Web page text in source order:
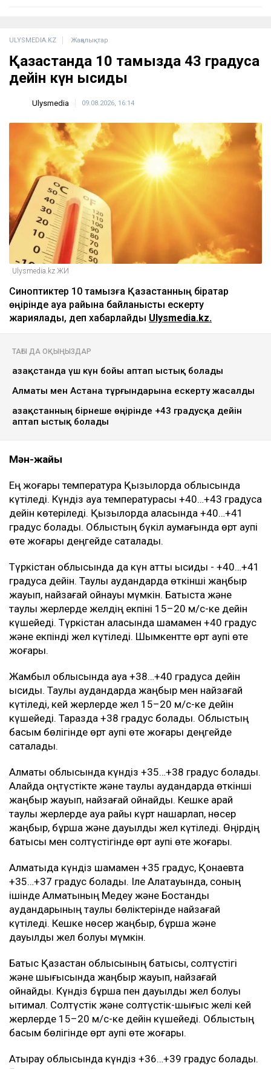
ULYSMEDIA.KZ Жаңалықтар
Қазақстанда 10 тамызда 43 градусқа
дейін күн ысиды
Ulysmedia 09.08.2026, 16:14
Ulysmedia.kz ЖИ
Синоптиктер 10 тамызға Қазақстанның бірқатар
өңірінде ауа райына байланысты ескерту
жариялады, деп хабарлайды Ulysmedia.kz.
ТАҒЫ ДА ОҚЫҢЫЗДАР
Қазақстанда үш күн бойы аптап ыстық болады
Алматы мен Астана тұрғындарына ескерту жасалды
Қазақстанның бірнеше өңірінде +43 градусқа дейін
аптап ыстық болады
Мән-жайы
Ең жоғары температура Қызылорда облысында
күтіледі. Күндіз ауа температурасы +40…+43 градусқа
дейін көтеріледі. Қызылорда қаласында +40…+41
градус болады. Облыстың бүкіл аумағында өрт қаупі
өте жоғары деңгейде сақталады.
Түркістан облысында да күн қатты ысиды - +40…+41
градусқа дейін. Таулы аудандарда өткінші жаңбыр
жауып, найзағай ойнауы мүмкін. Батыста және
таулы жерлерде желдің екпіні 15–20 м/с-ке дейін
күшейеді. Түркістан қаласында шамамен +40 градус
және екпінді жел күтіледі. Шымкентте өрт қаупі өте
жоғары.
Жамбыл облысында ауа +38…+40 градусқа дейін
ысиды. Таулы аудандарда жаңбыр мен найзағай
күтіледі, кей жерлерде жел 15–20 м/с-ке дейін
күшейеді. Таразда +38 градус болады. Облыстың
басым бөлігінде өрт қаупі өте жоғары деңгейде
сақталады.
Алматы облысында күндіз +35…+38 градус болады.
Алайда оңтүстікте және таулы аудандарда өткінші
жаңбыр жауып, найзағай ойнайды. Кешке қарай
таулы жерлерде ауа райы күрт нашарлап, нөсер
жаңбыр, бұршақ және дауылды жел күтіледі. Өңірдің
батысы мен солтүстігінде өрт қаупі өте жоғары.
Алматыда күндіз шамамен +35 градус, Қонаевта
+35…+37 градус болады. Іле Алатауында, соның
ішінде Алматының Медеу және Бостандық
аудандарының таулы бөліктерінде найзағай
күтіледі. Кешке нөсер жаңбыр, бұршақ және
дауылды жел болуы мүмкін.
Батыс Қазақстан облысының батысы, солтүстігі
және шығысында жаңбыр жауып, найзағай
ойнайды. Күндіз бұршақ пен дауылды жел болуы
ықтимал. Солтүстік және солтүстік-шығыс желі кей
жерлерде 15–20 м/с-ке дейін күшейеді. Облыстың
басым бөлігінде өрт қаупі өте жоғары.
Атырау облысында күндіз +36…+39 градус болады.